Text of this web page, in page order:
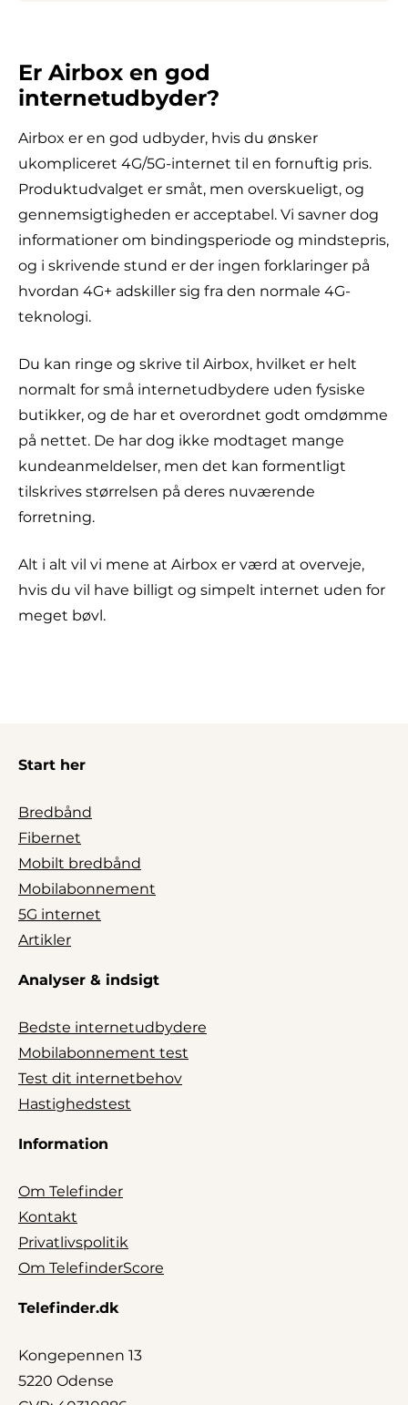
Er Airbox en god
internetudbyder?
Airbox er en god udbyder, hvis du ønsker
ukompliceret 4G/5G-internet til en fornuftig pris.
Produktudvalget er småt, men overskueligt, og
gennemsigtigheden er acceptabel. Vi savner dog
informationer om bindingsperiode og mindstepris,
og i skrivende stund er der ingen forklaringer på
hvordan 4G+ adskiller sig fra den normale 4G-
teknologi.
Du kan ringe og skrive til Airbox, hvilket er helt
normalt for små internetudbydere uden fysiske
butikker, og de har et overordnet godt omdømme
på nettet. De har dog ikke modtaget mange
kundeanmeldelser, men det kan formentligt
tilskrives størrelsen på deres nuværende
forretning.
Alt i alt vil vi mene at Airbox er værd at overveje,
hvis du vil have billigt og simpelt internet uden for
meget bøvl.
Start her
Bredbånd
Fibernet
Mobilt bredbånd
Mobilabonnement
5G internet
Artikler
Analyser & indsigt
Bedste internetudbydere
Mobilabonnement test
Test dit internetbehov
Hastighedstest
Information
Om Telefinder
Kontakt
Privatlivspolitik
Om TelefinderScore
Telefinder.dk
Kongepennen 13
5220 Odense